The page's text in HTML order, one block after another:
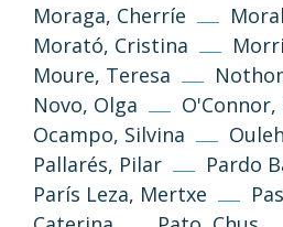
Moraga, Cherríe
Morató, Cristina
Moure, Teresa
Novo, Olga
Ocampo, Silvina
Pallarés, Pilar
Pardo
París Leza, Mertxe
Política de privacitat
Política de galetes
Desenvolupament web